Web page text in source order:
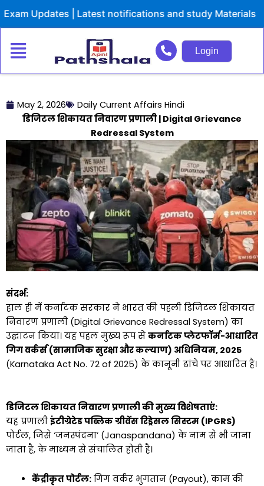
to
Updates | Latest notifications and study Materials
Login
May 2, 2026
Daily Current Affairs Hindi
डिजिटल शिकायत निवारण प्रणाली | Digital Grievance
Redressal System
संदर्भ:
हाल ही में कर्नाटक सरकार ने भारत की पहली डिजिटल शिकायत
निवारण प्रणाली (Digital Grievance Redressal System) का
उद्घाटन किया। यह पहल मुख्य रूप से कर्नाटक प्लेटफॉर्म-आधारित
गिग वर्कर्स (सामाजिक सुरक्षा और कल्याण) अधिनियम, 2025
(Karnataka Act No. 72 of 2025) के कानूनी ढांचे पर आधारित है।
डिजिटल शिकायत निवारण प्रणाली की मुख्य विशेषताएं:
यह प्रणाली इंटीग्रेटेड पब्लिक ग्रीवेंस रिड्रेसल सिस्टम (IPGRS)
पोर्टल, जिसे ‘जनस्पंदना’ (Janaspandana) के नाम से भी जाना
जाता है, के माध्यम से संचालित होती है।
केंद्रीकृत पोर्टल:गिग वर्कर भुगतान (Payout), काम की